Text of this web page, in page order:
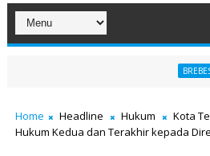
BREBES
Home Headline Hukum Kota
Hukum Kedua dan Terakhir kepada